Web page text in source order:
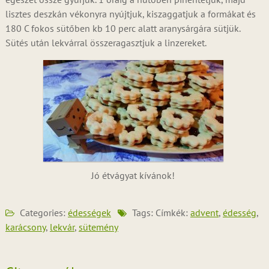
lisztes deszkán vékonyra nyújtjuk, kiszaggatjuk a formákat és
180 C fokos sütőben kb 10 perc alatt aranysárgára sütjük.
Sütés után lekvárral összeragasztjuk a linzereket.
Jó étvágyat kívánok!
Categories: édességek Tags: Címkék: advent, édesség,
karácsony, lekvár, sütemény